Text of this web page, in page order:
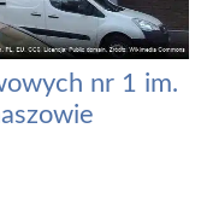
nr 1 im.